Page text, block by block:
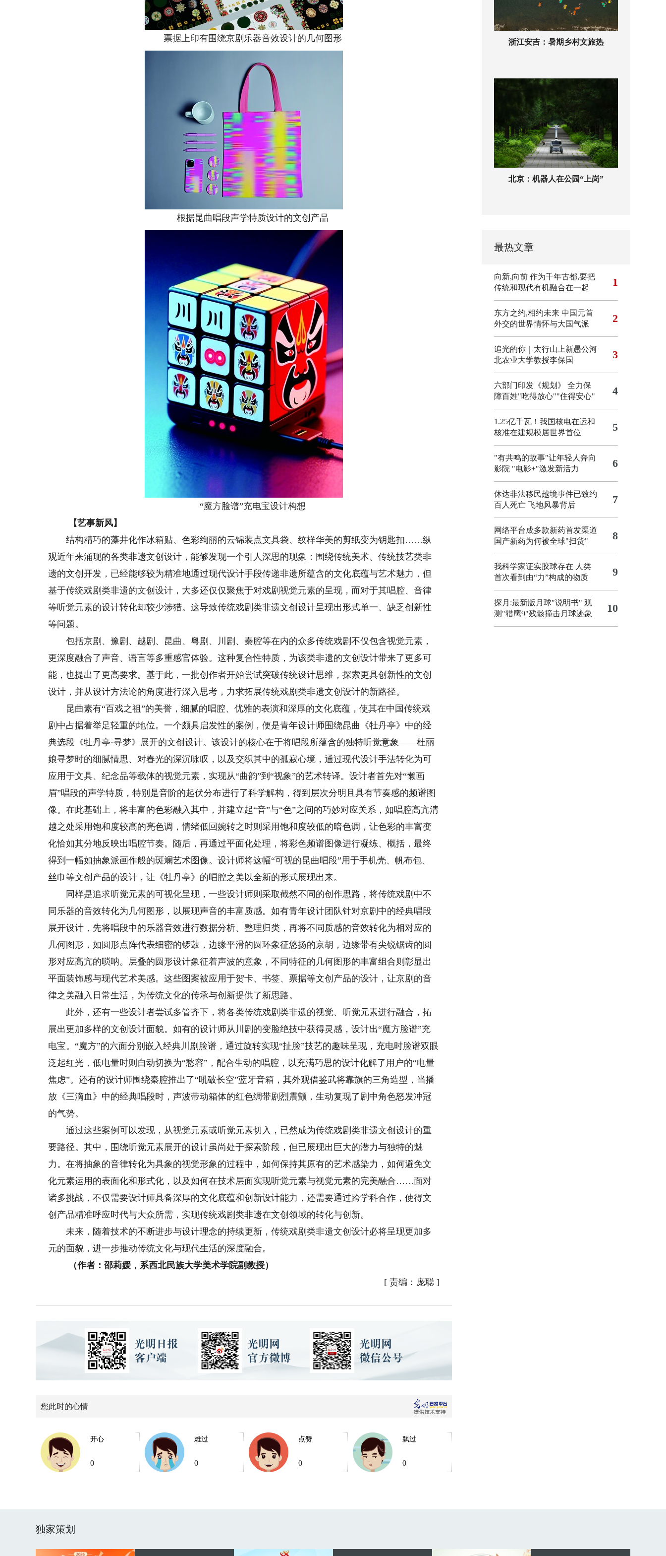
票据上印有围绕京剧乐器音效设计的几何图形
根据昆曲唱段声学特质设计的文创产品
“魔方脸谱”充电宝设计构想
【艺事新风】
结构精巧的藻井化作冰箱贴、色彩绚丽的云锦装点文具袋、纹样华美的剪纸变为钥匙扣……纵
观近年来涌现的各类非遗文创设计，能够发现一个引人深思的现象：围绕传统美术、传统技艺类非
遗的文创开发，已经能够较为精准地通过现代设计手段传递非遗所蕴含的文化底蕴与艺术魅力，但
基于传统戏剧类非遗的文创设计，大多还仅仅聚焦于对戏剧视觉元素的呈现，而对于其唱腔、音律
等听觉元素的设计转化却较少涉猎。这导致传统戏剧类非遗文创设计呈现出形式单一、缺乏创新性
等问题。
包括京剧、豫剧、越剧、昆曲、粤剧、川剧、秦腔等在内的众多传统戏剧不仅包含视觉元素，
更深度融合了声音、语言等多重感官体验。这种复合性特质，为该类非遗的文创设计带来了更多可
能，也提出了更高要求。基于此，一批创作者开始尝试突破传统设计思维，探索更具创新性的文创
设计，并从设计方法论的角度进行深入思考，力求拓展传统戏剧类非遗文创设计的新路径。
昆曲素有“百戏之祖”的美誉，细腻的唱腔、优雅的表演和深厚的文化底蕴，使其在中国传统戏
剧中占据着举足轻重的地位。一个颇具启发性的案例，便是青年设计师围绕昆曲《牡丹亭》中的经
典选段《牡丹亭·寻梦》展开的文创设计。该设计的核心在于将唱段所蕴含的独特听觉意象——杜丽
娘寻梦时的细腻情思、对春光的深沉咏叹，以及交织其中的孤寂心境，通过现代设计手法转化为可
应用于文具、纪念品等载体的视觉元素，实现从“曲韵”到“视象”的艺术转译。设计者首先对“懒画
眉”唱段的声学特质，特别是音阶的起伏分布进行了科学解构，得到层次分明且具有节奏感的频谱图
像。在此基础上，将丰富的色彩融入其中，并建立起“音”与“色”之间的巧妙对应关系，如唱腔高亢清
越之处采用饱和度较高的亮色调，情绪低回婉转之时则采用饱和度较低的暗色调，让色彩的丰富变
化恰如其分地反映出唱腔节奏。随后，再通过平面化处理，将彩色频谱图像进行凝练、概括，最终
得到一幅如抽象派画作般的斑斓艺术图像。设计师将这幅“可视的昆曲唱段”用于手机壳、帆布包、
丝巾等文创产品的设计，让《牡丹亭》的唱腔之美以全新的形式展现出来。
同样是追求听觉元素的可视化呈现，一些设计师则采取截然不同的创作思路，将传统戏剧中不
同乐器的音效转化为几何图形，以展现声音的丰富质感。如有青年设计团队针对京剧中的经典唱段
展开设计，先将唱段中的乐器音效进行数据分析、整理归类，再将不同质感的音效转化为相对应的
几何图形，如圆形点阵代表细密的锣鼓，边缘平滑的圆环象征悠扬的京胡，边缘带有尖锐锯齿的圆
形对应高亢的唢呐。层叠的圆形设计象征着声波的意象，不同特征的几何图形的丰富组合则彰显出
平面装饰感与现代艺术美感。这些图案被应用于贺卡、书签、票据等文创产品的设计，让京剧的音
律之美融入日常生活，为传统文化的传承与创新提供了新思路。
此外，还有一些设计者尝试多管齐下，将各类传统戏剧类非遗的视觉、听觉元素进行融合，拓
展出更加多样的文创设计面貌。如有的设计师从川剧的变脸绝技中获得灵感，设计出“魔方脸谱”充
电宝。“魔方”的六面分别嵌入经典川剧脸谱，通过旋转实现“扯脸”技艺的趣味呈现，充电时脸谱双眼
泛起红光，低电量时则自动切换为“愁容”，配合生动的唱腔，以充满巧思的设计化解了用户的“电量
焦虑”。还有的设计师围绕秦腔推出了“吼破长空”蓝牙音箱，其外观借鉴武将靠旗的三角造型，当播
放《三滴血》中的经典唱段时，声波带动箱体的红色绸带剧烈震颤，生动复现了剧中角色怒发冲冠
的气势。
通过这些案例可以发现，从视觉元素或听觉元素切入，已然成为传统戏剧类非遗文创设计的重
要路径。其中，围绕听觉元素展开的设计虽尚处于探索阶段，但已展现出巨大的潜力与独特的魅
力。在将抽象的音律转化为具象的视觉形象的过程中，如何保持其原有的艺术感染力，如何避免文
化元素运用的表面化和形式化，以及如何在技术层面实现听觉元素与视觉元素的完美融合……面对
诸多挑战，不仅需要设计师具备深厚的文化底蕴和创新设计能力，还需要通过跨学科合作，使得文
创产品精准呼应时代与大众所需，实现传统戏剧类非遗在文创领域的转化与创新。
未来，随着技术的不断进步与设计理念的持续更新，传统戏剧类非遗文创设计必将呈现更加多
元的面貌，进一步推动传统文化与现代生活的深度融合。
（作者：邵莉媛，系西北民族大学美术学院副教授）
[ 责编：庞聪 ]
您此时的心情
开心
0
难过
0
点赞
0
飘过
0
浙江安吉：暑期乡村文旅热
北京：机器人在公园“上岗”
最热文章
向新,向前 作为千年古都,要把
传统和现代有机融合在一起
1
东方之约,相约未来 中国元首
外交的世界情怀与大国气派
2
追光的你｜太行山上新愚公河
北农业大学教授李保国
3
六部门印发《规划》 全力保
障百姓"吃得放心""住得安心"
4
1.25亿千瓦！我国核电在运和
核准在建规模居世界首位
5
"有共鸣的故事"让年轻人奔向
影院 "电影+"激发新活力 6
休达非法移民越境事件已致约
百人死亡 飞地风暴背后 7
网络平台成多款新药首发渠道
国产新药为何被全球"扫货"
8
我科学家证实胶球存在 人类
首次看到由“力”构成的物质
9
探月:最新版月球"说明书" 观
测"猎鹰9"残骸撞击月球迹象
10
独家策划